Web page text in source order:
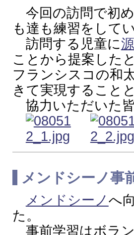
今回の訪問で初
も達も練習をして
訪問する児童に
ことから提案した
フランシスコの和
きて実現すること
協力いただいた
メンドシーノ事
メンドシーノ へ
た。
事前学習はボラ